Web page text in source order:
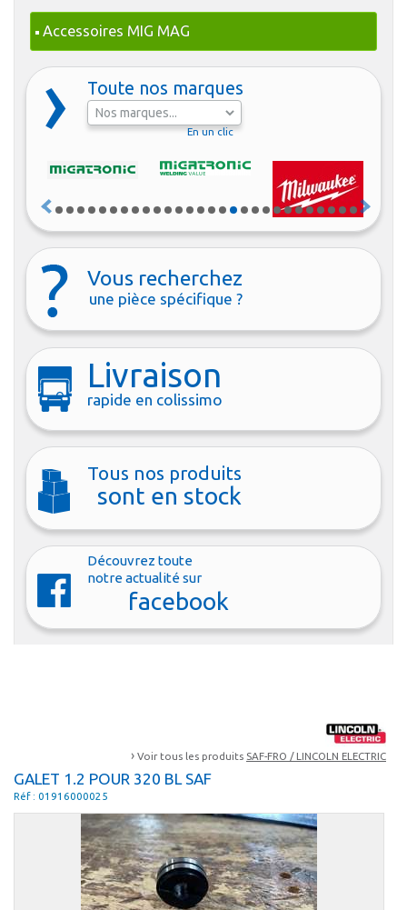
Accessoires MIG MAG
Toute nos marques
En un clic
Vous recherchez
une pièce spécifique ?
Livraison
rapide en colissimo
Tous nos produits
sont en stock
Découvrez toute
notre actualité sur
facebook
› Voir tous les produits SAF-FRO / LINCOLN ELECTRIC
GALET 1.2 POUR 320 BL SAF
Réf : 01916000025